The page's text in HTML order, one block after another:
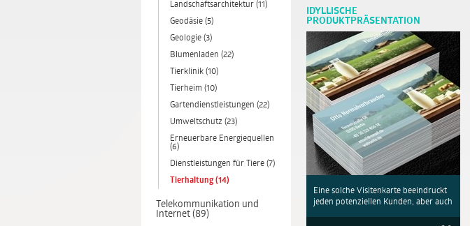
Landschaftsarchitektur (11)
Geodäsie (5)
Geologie (3)
Blumenladen (22)
Tierklinik (10)
Tierheim (10)
Gartendienstleistungen (22)
Umweltschutz (23)
Erneuerbare Energiequellen
(6)
Dienstleistungen für Tiere (7)
Tierhaltung (14)
Telekommunikation und
Internet (89)
IDYLLISCHE
PRODUKTPRÄSENTATION
Eine solche Visitenkarte beeindruckt
jeden potenziellen Kunden, aber auch